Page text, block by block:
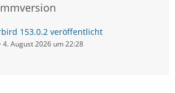
153.0.2 veröffentlicht
4. August 2026 um 22:28